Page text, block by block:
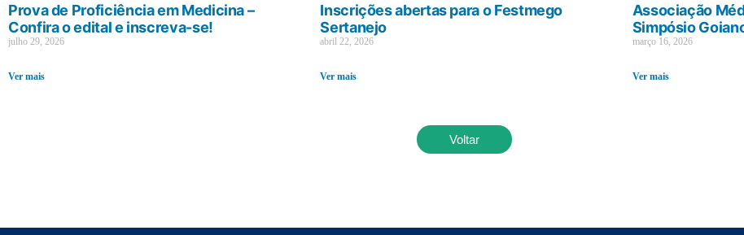
Prova de Proficiência em Medicina –
Confira o edital e inscreva-se!
julho 29, 2026
Ver mais
Inscrições abertas para o Festmego
Sertanejo
abril 22, 2026
Ver mais
Associação
Simpósio
março 16, 2026
Ver mais
Voltar